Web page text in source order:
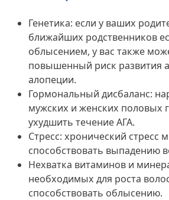
Генетика: если у ваших
ближайших родственников
облысением, у вас также
повышенный риск развития
алопеции.
Гормональный дисбаланс:
мужских и женских половых
ухудшить течение АГА.
Стресс: хронический стресс
способствовать выпадению
Нехватка витаминов и
необходимых для роста
способствовать облысению.